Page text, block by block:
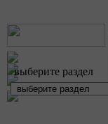
выберите раздел